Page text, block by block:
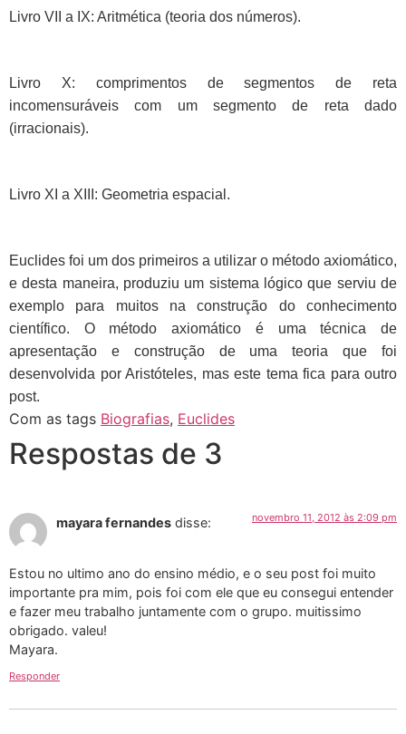
Livro VII a IX: Aritmética (teoria dos números).
Livro X: comprimentos de segmentos de reta
incomensuráveis com um segmento de reta dado
(irracionais).
Livro XI a XIII: Geometria espacial.
Euclides foi um dos primeiros a utilizar o método axiomático,
e desta maneira, produziu um sistema lógico que serviu de
exemplo para muitos na construção do conhecimento
científico. O método axiomático é uma técnica de
apresentação e construção de uma teoria que foi
desenvolvida por Aristóteles, mas este tema fica para outro
post.
Com as tags Biografias, Euclides
Respostas de 3
mayara fernandes disse: novembro 11, 2012 às 2:09 pm
Estou no ultimo ano do ensino médio, e o seu post foi muito
importante pra mim, pois foi com ele que eu consegui entender
e fazer meu trabalho juntamente com o grupo. muitissimo
obrigado. valeu!
Mayara.
Responder